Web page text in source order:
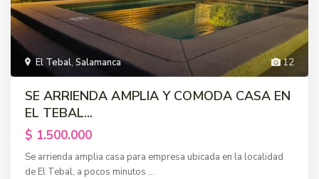
12
El Tebal,Salamanca
SE ARRIENDA AMPLIA Y COMODA CASA EN
EL TEBAL...
$ 1.500.000
Se arrienda amplia casa para empresa ubicada en la localidad
de El Tebal, a pocos minutos ...